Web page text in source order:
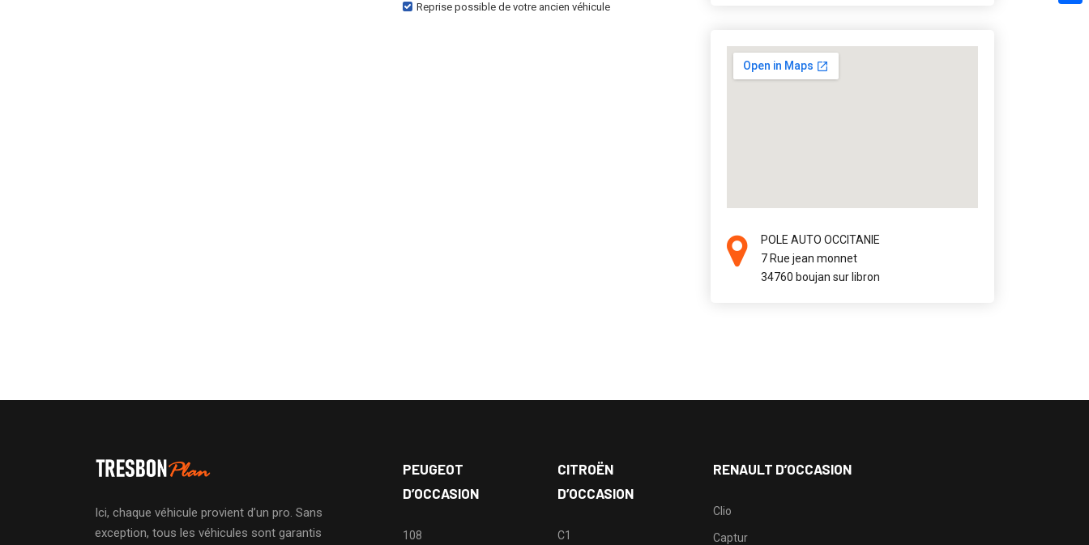
Reprise possible de votre ancien véhicule
POLE AUTO OCCITANIE
7 Rue jean monnet
34760 boujan sur libron
Ici, chaque véhicule provient d’un pro. Sans
exception, tous les véhicules sont garantis
PEUGEOT
D’OCCASION
108
CITROËN
D’OCCASION
C1
RENAULT D’OCCASION
Clio
Captur